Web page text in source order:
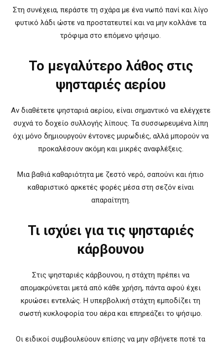
Στη συνέχεια, περάστε τη σχάρα με ένα νωπό πανί και λίγο
φυτικό λάδι ώστε να προστατευτεί και να μην κολλάνε τα
τρόφιμα στο επόμενο ψήσιμο.
Το μεγαλύτερο λάθος στις
ψησταριές αερίου
Αν διαθέτετε ψησταριά αερίου, είναι σημαντικό να ελέγχετε
συχνά το δοχείο συλλογής λίπους. Τα συσσωρευμένα λίπη
όχι μόνο δημιουργούν έντονες μυρωδιές, αλλά μπορούν να
προκαλέσουν ακόμη και μικρές αναφλέξεις.
Μια βαθιά καθαριότητα με ζεστό νερό, σαπούνι και ήπιο
καθαριστικό αρκετές φορές μέσα στη σεζόν είναι
απαραίτητη.
Τι ισχύει για τις ψησταριές
κάρβουνου
Στις ψησταριές κάρβουνου, η στάχτη πρέπει να
απομακρύνεται μετά από κάθε χρήση, πάντα αφού έχει
κρυώσει εντελώς. Η υπερβολική στάχτη εμποδίζει τη
σωστή κυκλοφορία του αέρα και επηρεάζει το ψήσιμο.
Οι ειδικοί συμβουλεύουν επίσης να μην σβήνετε ποτέ τα